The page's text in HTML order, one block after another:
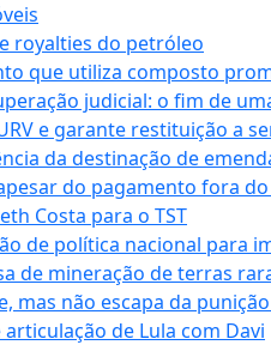
royalties do petróleo
que utiliza composto
judicial: o fim de
e garante restituição a
da destinação de
do pagamento fora
Costa para o TST
de política nacional para
de mineração de terras
mas não escapa da
de Lula com Davi